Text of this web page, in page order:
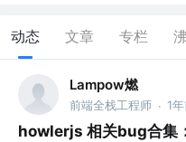
动态 文章 专栏
Lampow燃
前端全栈工程师 · 1
howlerjs 相关bug合集